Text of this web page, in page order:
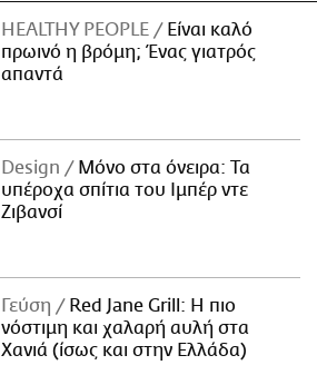
HEALTHY PEOPLE
Είναι καλό
πρωινό η βρόμη; Ένας γιατρός
απαντά
Design
Μόνο στα όνειρα: Τα
υπέροχα σπίτια του Ιμπέρ ντε
Ζιβανσί
Γεύση
Red Jane Grill: Η πιο
νόστιμη και χαλαρή αυλή στα
Χανιά (ίσως και στην Ελλάδα)